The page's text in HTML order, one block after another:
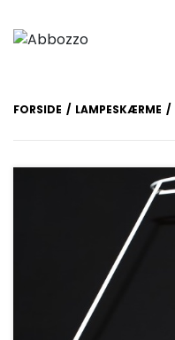
FORSIDE LAMPESKÆRME